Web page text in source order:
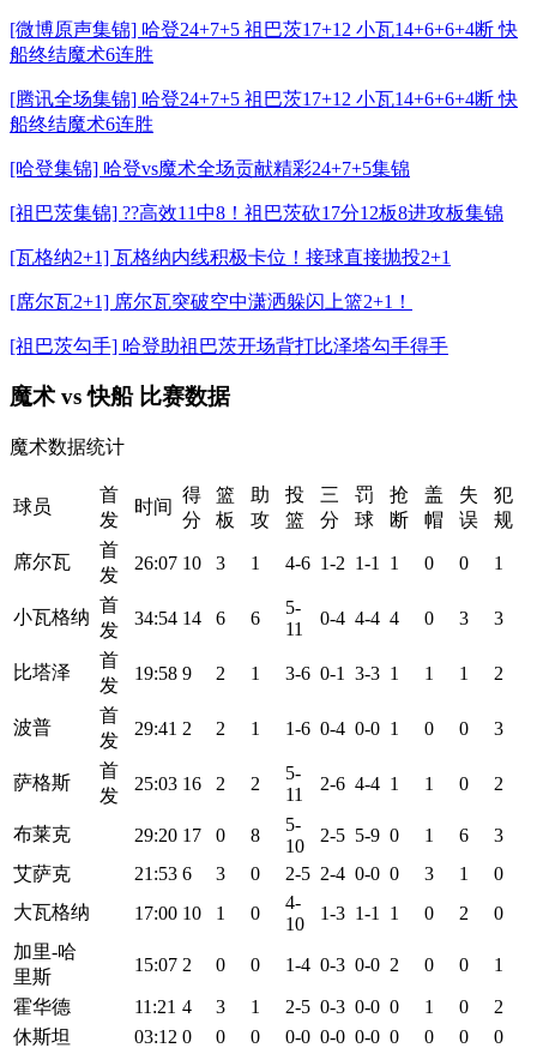
[微博原声集锦] 哈登24+7+5 祖巴茨17+12 小瓦14+6+6+4断 快
船终结魔术6连胜
[腾讯全场集锦] 哈登24+7+5 祖巴茨17+12 小瓦14+6+6+4断 快
船终结魔术6连胜
[哈登集锦] 哈登vs魔术全场贡献精彩24+7+5集锦
[祖巴茨集锦] ??高效11中8！祖巴茨砍17分12板8进攻板集锦
[瓦格纳2+1] 瓦格纳内线积极卡位！接球直接抛投2+1
[席尔瓦2+1] 席尔瓦突破空中潇洒躲闪上篮2+1！
[祖巴茨勾手] 哈登助祖巴茨开场背打比泽塔勾手得手
魔术 vs 快船 比赛数据
魔术数据统计
球员
首
发
时间
得
分
篮
板
助
攻
投
篮
三
分
罚
球
抢
断
盖
帽
失
误
犯
规
席尔瓦
首
发
26:07 10 3 1 4-6 1-2 1-1 1 0 0 1
小瓦格纳
首
发
34:54 14 6 6
5-
11
0-4 4-4 4 0 3 3
比塔泽
首
发
19:58 9 2 1 3-6 0-1 3-3 1 1 1 2
波普
首
发
29:41 2 2 1 1-6 0-4 0-0 1 0 0 3
萨格斯
首
发
25:03 16 2 2
5-
11
2-6 4-4 1 1 0 2
布莱克 29:20 17 0 8
5-
10
2-5 5-9 0 1 6
3
艾萨克
21:53 6 3 0 2-5 2-4 0-0 0 3 1
0
大瓦格纳
17:00 10 1 0
4-
10
1-3 1-1 1 0 2
0
加里-哈
里斯
15:07 2 0 0 1-4 0-3 0-0 2 0 0 1
霍华德 11:21 4 3 1 2-5 0-3 0-0 0 1 0
2
休斯坦
03:12 0 0 0 0-0 0-0 0-0 0 0 0
0